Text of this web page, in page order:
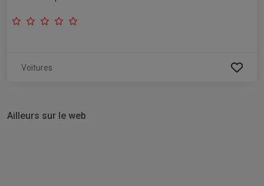
Voitures
Ailleurs sur le web